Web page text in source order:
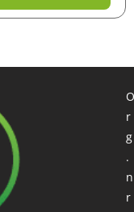
O
r
g
.
n
r